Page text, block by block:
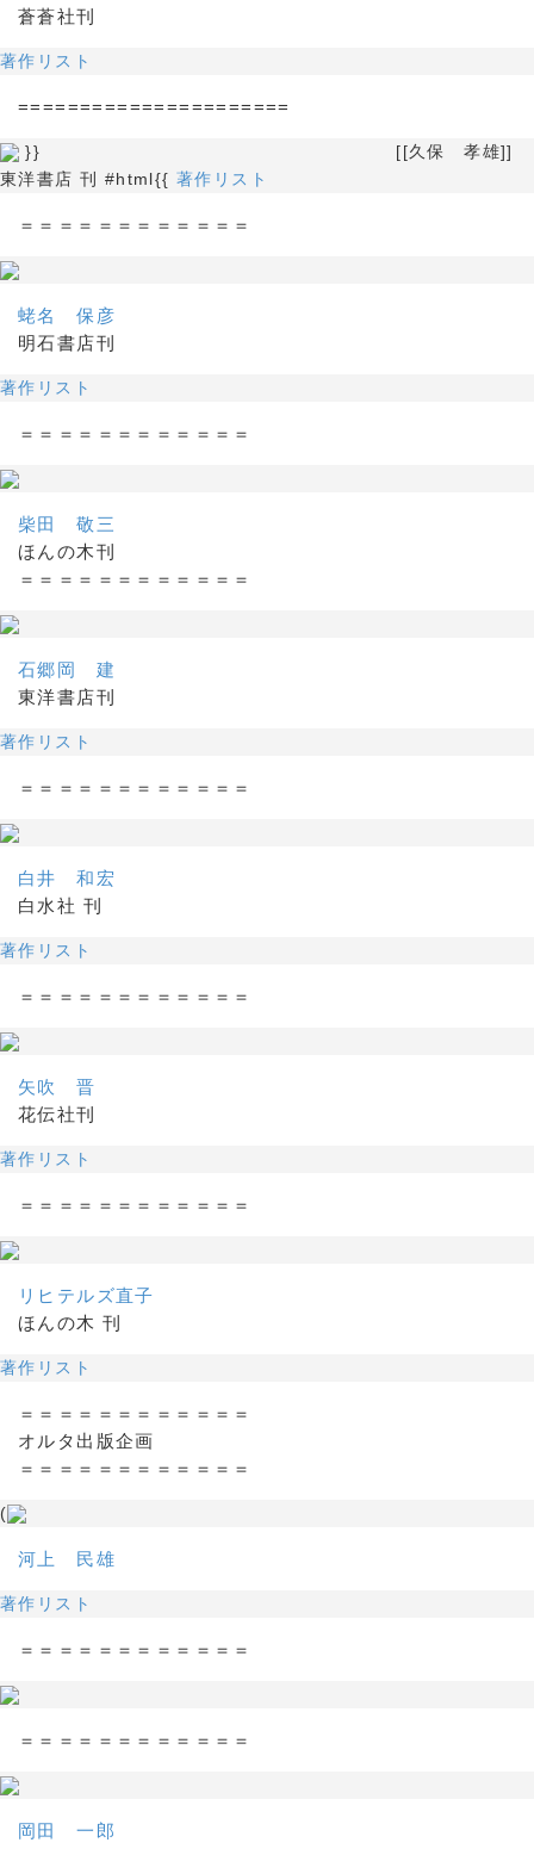
蒼蒼社刊
著作リスト
======================
}} [[久保 孝雄]]
東洋書店 刊 #html{{ 著作リスト
＝＝＝＝＝＝＝＝＝＝＝＝
蛯名 保彦
明石書店刊
著作リスト
＝＝＝＝＝＝＝＝＝＝＝＝
柴田 敬三
ほんの木刊
＝＝＝＝＝＝＝＝＝＝＝＝
石郷岡 建
東洋書店刊
著作リスト
＝＝＝＝＝＝＝＝＝＝＝＝
白井 和宏
白水社 刊
著作リスト
＝＝＝＝＝＝＝＝＝＝＝＝
矢吹 晋
花伝社刊
著作リスト
＝＝＝＝＝＝＝＝＝＝＝＝
リヒテルズ直子
ほんの木 刊
著作リスト
＝＝＝＝＝＝＝＝＝＝＝＝
オルタ出版企画
＝＝＝＝＝＝＝＝＝＝＝＝
(
河上 民雄
著作リスト
＝＝＝＝＝＝＝＝＝＝＝＝
＝＝＝＝＝＝＝＝＝＝＝＝
岡田 一郎